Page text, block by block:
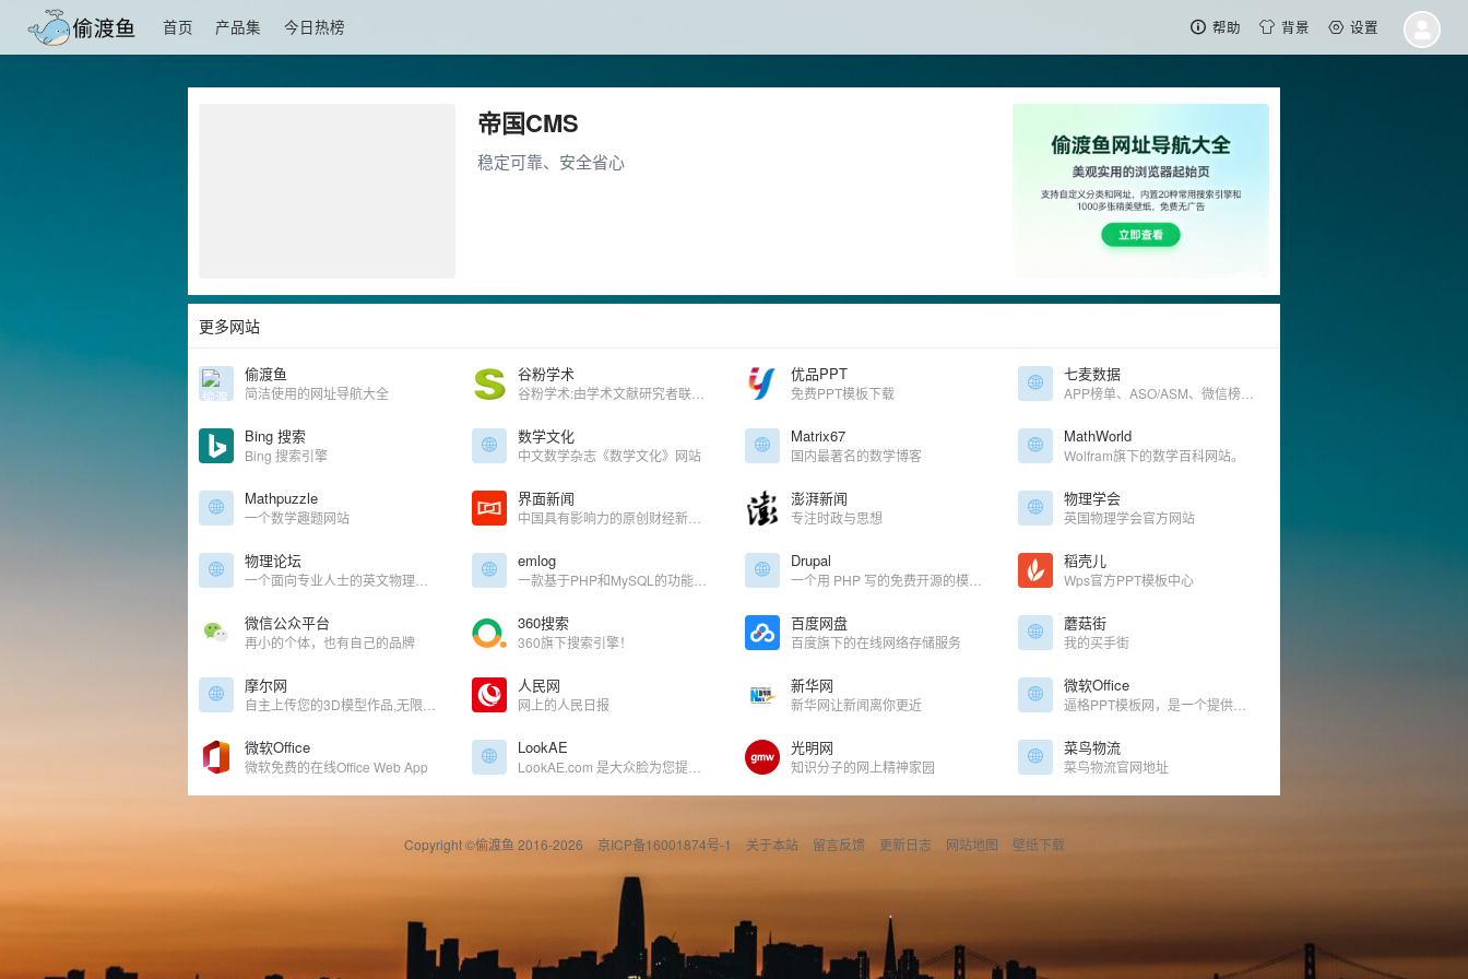
首页 产品集 今日热榜 帮助 背景 设置
帝国CMS
稳定可靠、安全省心
更多网站
偷渡鱼
简洁使用的网址导航大全
谷粉学术 优品PPT
免费PPT模板下载
七麦数据
Bing 搜索
Bing 搜索引擎
数学文化
中文数学杂志《数学文化》网站
Matrix67
国内最著名的数学博客
MathWorld
Wolfram旗下的数学百科网站。
Mathpuzzle
一个数学趣题网站
界面新闻 澎湃新闻
专注时政与思想
物理学会
英国物理学会官方网站
物理论坛 emlog Drupal 稻壳儿
Wps官方PPT模板中心
微信公众平台
再小的个体，也有自己的品牌
360搜索
360旗下搜索引擎！
百度网盘
百度旗下的在线网络存储服务
蘑菇街
我的买手街
摩尔网 人民网
网上的人民日报
新华网
新华网让新闻离你更近
微软Office
微软Office
微软免费的在线Office Web App
LookAE 光明网
知识分子的网上精神家园
菜鸟物流
菜鸟物流官网地址
Copyright ©偷渡鱼 2016-2026 京ICP备16001874号-1 关于本站 留言反馈 更新日志 网站地图 壁纸下载